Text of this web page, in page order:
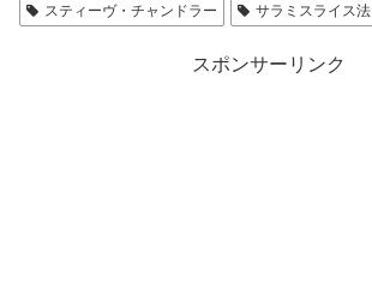
スティーヴ・チャンドラー
サラミスライス法
スポンサーリンク